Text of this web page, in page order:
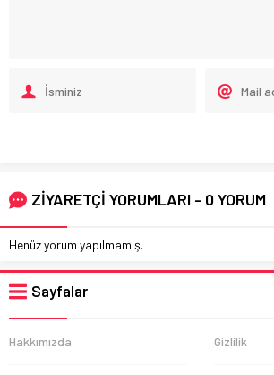
ZİYARETÇİ YORUMLARI - 0 YORUM
Henüz yorum yapılmamış.
Sayfalar
Hakkımızda Gizlilik